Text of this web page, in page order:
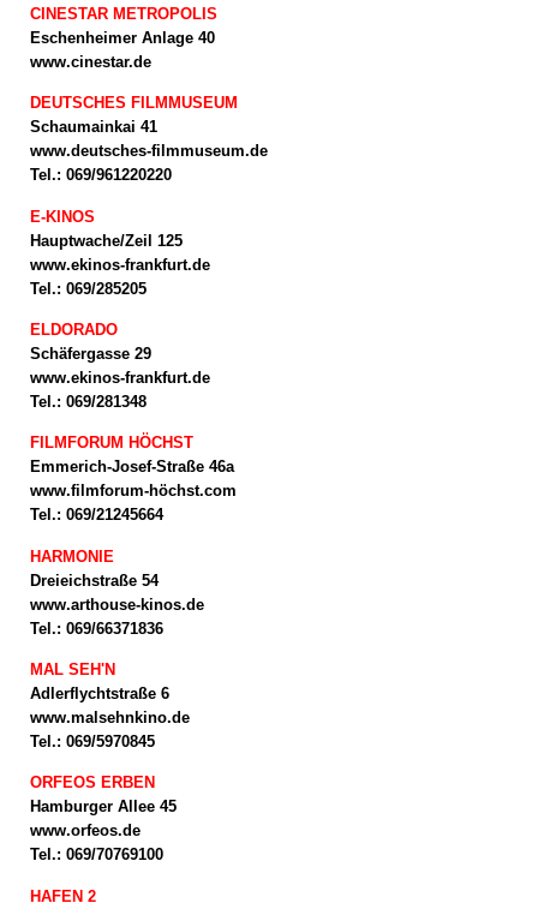
CINESTAR METROPOLIS
Eschenheimer Anlage 40
www.cinestar.de
DEUTSCHES FILMMUSEUM
Schaumainkai 41
www.deutsches-filmmuseum.de
Tel.: 069/961220220
E-KINOS
Hauptwache/Zeil 125
www.ekinos-frankfurt.de
Tel.: 069/285205
ELDORADO
Schäfergasse 29
www.ekinos-frankfurt.de
Tel.: 069/281348
FILMFORUM HÖCHST
Emmerich-Josef-Straße 46a
www.filmforum-höchst.com
Tel.: 069/21245664
HARMONIE
Dreieichstraße 54
www.arthouse-kinos.de
Tel.: 069/66371836
MAL SEH'N
Adlerflychtstraße 6
www.malsehnkino.de
Tel.: 069/5970845
ORFEOS ERBEN
Hamburger Allee 45
www.orfeos.de
Tel.: 069/70769100
HAFEN 2